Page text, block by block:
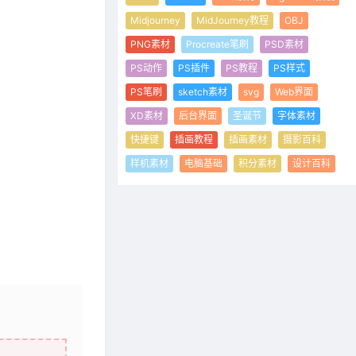
Midjourney
MidJourney教程
OBJ
PNG素材
Procreate笔刷
PSD素材
PS动作
PS插件 PS教程
PS样式
PS笔刷
sketch素材 svg
Web界面
XD素材
后台界面 圣诞节
字体素材
快捷键
插画教程 插画素材
摄影百科
样机素材
电脑基础 积分素材 设计百科